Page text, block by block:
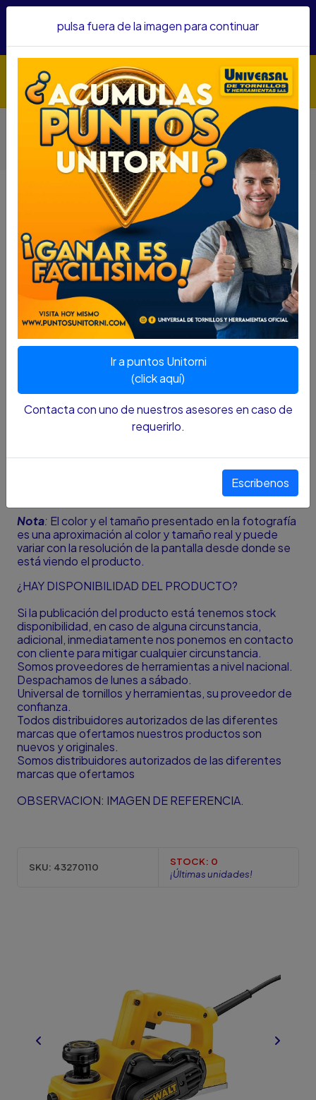
confianza&nbsp;Recibe un KIT PARRILLERO por compras
Inicio Herramientas
Herramienta Eléctrica
Otras Herramientas Eléctricas
CEPILLO ELECTRICO DEWALT 5.5 AMP 3 1/4 ANCHO D26676-
B3
CEPILLO ELECTRICO DEWALT 5.5
AMP 3 1/4 ANCHO D26676-B3
DESCRIPCIÓN
CEPILLO ELECTRICO DEWALT 5.5 AMP 3 1/4
ANCHO D26676-B3
SKU....43270110
DESCRIPCIÓN...
Motor de 580W genera 17000rpm permite
realizar rebajes rápidos y precisos de hasta 1mm
en superficies planas
Precisión de corte de un solo paso de 0 a 1 mm
Base de aleación de aluminio para mayor
durabilidad
Construcción 100% en rodamientos brinda mayor
(1) guía lateral
piezas de ajuste de cuchilla para afilado
Nota: El color y el tamaño presentado en la fotografía
es una aproximación al color y tamaño real y puede
variar con la resolución de la pantalla desde donde se
está viendo el producto.
¿HAY DISPONIBILIDAD DEL PRODUCTO?
Si la publicación del producto está tenemos stock
disponibilidad, en caso de alguna circunstancia,
adicional, inmediatamente nos ponemos en contacto
con cliente para mitigar cualquier circunstancia.
Somos proveedores de herramientas a nivel nacional.
Despachamos de lunes a sábado.
Universal de tornillos y herramientas, su proveedor de
confianza.
Todos distribuidores autorizados de las diferentes
marcas que ofertamos nuestros productos son
nuevos y originales.
Somos distribuidores autorizados de las diferentes
marcas que ofertamos
OBSERVACION: IMAGEN DE REFERENCIA.
SKU: 43270110 STOCK: 0
¡Últimas unidades!
pulsa fuera de la imagen para continuar
Ir a puntos Unitorni
(click aquí)
Contacta con uno de nuestros asesores en caso de
requerirlo.
Escribenos